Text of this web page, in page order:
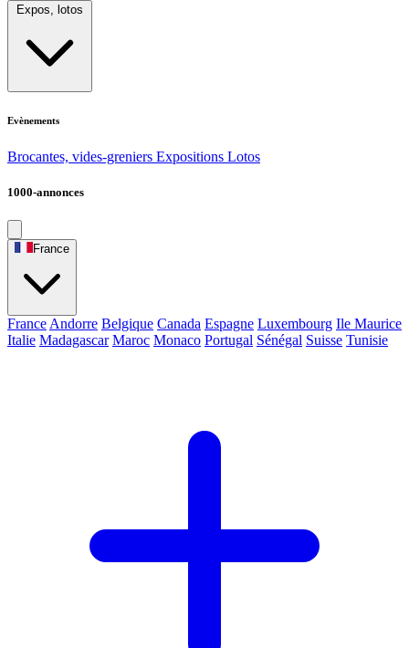
Expos, lotos
Evènements
Brocantes, vides-greniers Expositions Lotos
1000-annonces
France
France Andorre Belgique Canada Espagne Luxembourg Ile Maurice
Italie Madagascar Maroc Monaco Portugal Sénégal Suisse Tunisie